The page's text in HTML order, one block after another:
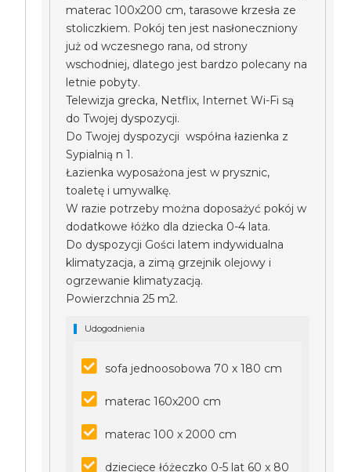
materac 100x200 cm, tarasowe krzesła ze
stoliczkiem. Pokój ten jest nasłoneczniony
już od wczesnego rana, od strony
wschodniej, dlatego jest bardzo polecany na
letnie pobyty.
Telewizja grecka, Netflix, Internet Wi-Fi są
do Twojej dyspozycji.
Do Twojej dyspozycji współna łazienka z
Sypialnią n 1.
Łazienka wyposażona jest w prysznic,
toaletę i umywalkę.
W razie potrzeby można doposażyć pokój w
dodatkowe łóżko dla dziecka 0-4 lata.
Do dyspozycji Gości latem indywidualna
klimatyzacja, a zimą grzejnik olejowy i
ogrzewanie klimatyzacją.
Powierzchnia 25 m2.
Udogodnienia
sofa jednoosobowa 70 x 180 cm
materac 160x200 cm
materac 100 x 2000 cm
dziecięce łóżeczko 0-5 lat 60 x 80